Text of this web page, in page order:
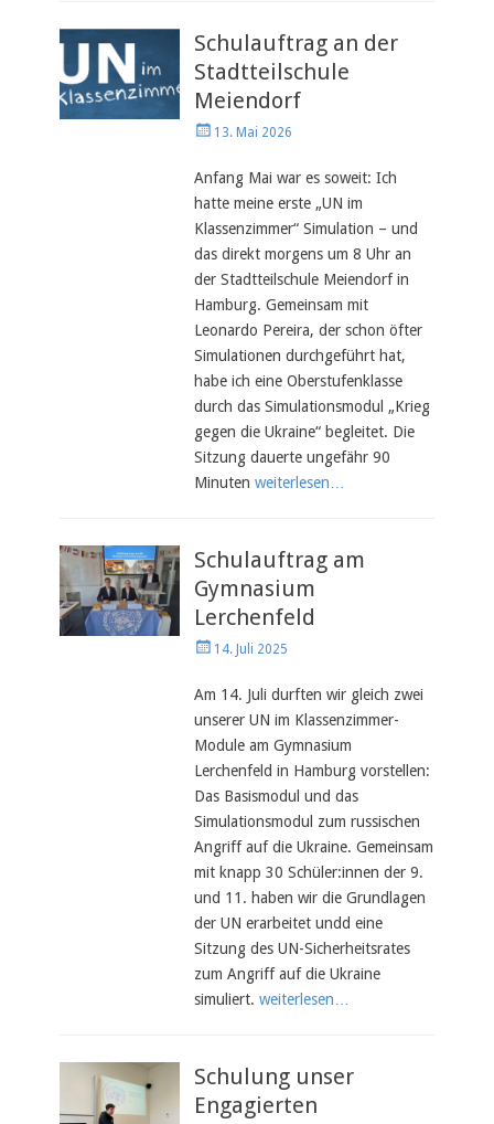
Schulauftrag an der
Stadtteilschule
Meiendorf
Veröffentlicht
13. Mai 2026
Anfang Mai war es soweit: Ich
hatte meine erste „UN im
Klassenzimmer“ Simulation – und
das direkt morgens um 8 Uhr an
der Stadtteilschule Meiendorf in
Hamburg. Gemeinsam mit
Leonardo Pereira, der schon öfter
Simulationen durchgeführt hat,
habe ich eine Oberstufenklasse
durch das Simulationsmodul „Krieg
gegen die Ukraine“ begleitet. Die
Sitzung dauerte ungefähr 90
Minutenweiterlesen…
Schulauftrag am
Gymnasium
Lerchenfeld
Veröffentlicht
14. Juli 2025
Am 14. Juli durften wir gleich zwei
unserer UN im Klassenzimmer-
Module am Gymnasium
Lerchenfeld in Hamburg vorstellen:
Das Basismodul und das
Simulationsmodul zum russischen
Angriff auf die Ukraine. Gemeinsam
mit knapp 30 Schüler:innen der 9.
und 11. haben wir die Grundlagen
der UN erarbeitet undd eine
Sitzung des UN-Sicherheitsrates
zum Angriff auf die Ukraine
simuliert.weiterlesen…
Schulung unser
Engagierten